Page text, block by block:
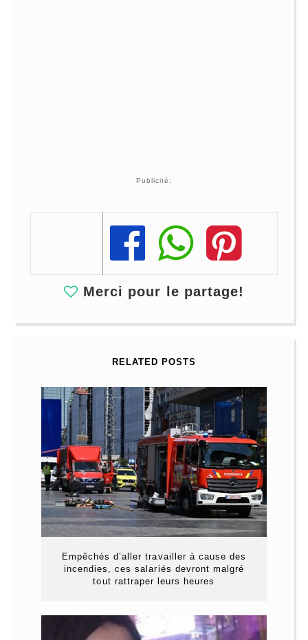
Publicité:
Share
Share
Share
Merci pour le partage!
RELATED POSTS
Empêchés d’aller travailler à cause des
incendies, ces salariés devront malgré
tout rattraper leurs heures